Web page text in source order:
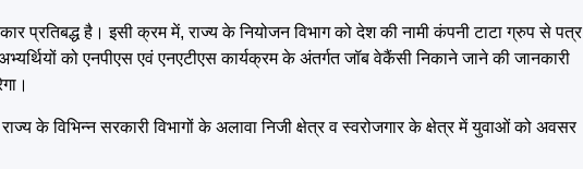
प्रतिबद्ध है। इसी क्रम में, राज्य के नियोजन विभाग को देश की नामी कंपनी टाटा ग्रुप से पत्र
को एनपीएस एवं एनएटीएस कार्यक्रम के अंतर्गत जॉब वेकैंसी निकाने जाने की जानकारी
के विभिन्न सरकारी विभागों के अलावा निजी क्षेत्र व स्वरोजगार के क्षेत्र में युवाओं को अवसर